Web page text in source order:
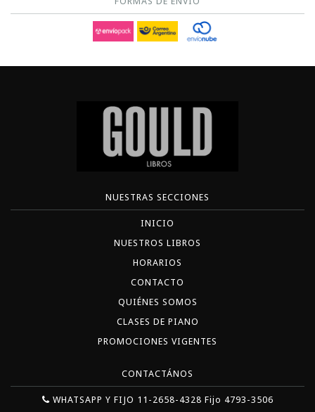
NUESTRAS SECCIONES
INICIO
NUESTROS LIBROS
HORARIOS
CONTACTO
QUIÉNES SOMOS
CLASES DE PIANO
PROMOCIONES VIGENTES
CONTACTÁNOS
WHATSAPP Y FIJO 11-2658-4328 Fijo 4793-3506